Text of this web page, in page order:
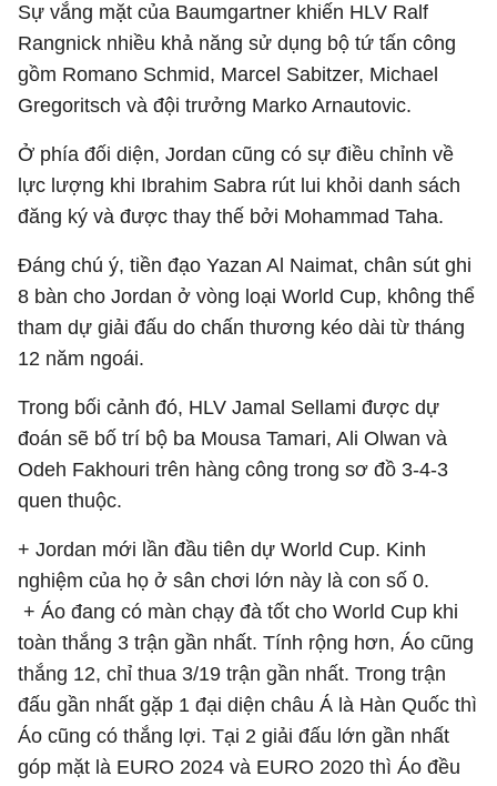
Sự vắng mặt của Baumgartner khiến HLV Ralf
Rangnick nhiều khả năng sử dụng bộ tứ tấn công
gồm Romano Schmid, Marcel Sabitzer, Michael
Gregoritsch và đội trưởng Marko Arnautovic.
Ở phía đối diện, Jordan cũng có sự điều chỉnh về
lực lượng khi Ibrahim Sabra rút lui khỏi danh sách
đăng ký và được thay thế bởi Mohammad Taha.
Đáng chú ý, tiền đạo Yazan Al Naimat, chân sút ghi
8 bàn cho Jordan ở vòng loại World Cup, không thể
tham dự giải đấu do chấn thương kéo dài từ tháng
12 năm ngoái.
Trong bối cảnh đó, HLV Jamal Sellami được dự
đoán sẽ bố trí bộ ba Mousa Tamari, Ali Olwan và
Odeh Fakhouri trên hàng công trong sơ đồ 3-4-3
quen thuộc.
+ Jordan mới lần đầu tiên dự World Cup. Kinh
nghiệm của họ ở sân chơi lớn này là con số 0.
+ Áo đang có màn chạy đà tốt cho World Cup khi
toàn thắng 3 trận gần nhất. Tính rộng hơn, Áo cũng
thắng 12, chỉ thua 3/19 trận gần nhất. Trong trận
đấu gần nhất gặp 1 đại diện châu Á là Hàn Quốc thì
Áo cũng có thắng lợi. Tại 2 giải đấu lớn gần nhất
góp mặt là EURO 2024 và EURO 2020 thì Áo đều